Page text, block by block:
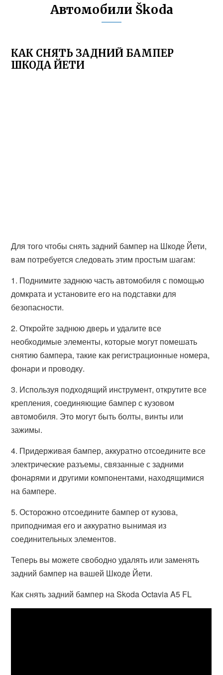
Автомобили Škoda
КАК СНЯТЬ ЗАДНИЙ БАМПЕР
ШКОДА ЙЕТИ
Для того чтобы снять задний бампер на Шкоде Йети,
вам потребуется следовать этим простым шагам:
1. Поднимите заднюю часть автомобиля с помощью
домкрата и установите его на подставки для
безопасности.
2. Откройте заднюю дверь и удалите все
необходимые элементы, которые могут помешать
снятию бампера, такие как регистрационные номера,
фонари и проводку.
3. Используя подходящий инструмент, открутите все
крепления, соединяющие бампер с кузовом
автомобиля. Это могут быть болты, винты или
зажимы.
4. Придерживая бампер, аккуратно отсоедините все
электрические разъемы, связанные с задними
фонарями и другими компонентами, находящимися
на бампере.
5. Осторожно отсоедините бампер от кузова,
приподнимая его и аккуратно вынимая из
соединительных элементов.
Теперь вы можете свободно удалять или заменять
задний бампер на вашей Шкоде Йети.
Как снять задний бампер на Skoda Octavia A5 FL